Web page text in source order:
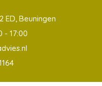
ED, Beuningen
- 17:00